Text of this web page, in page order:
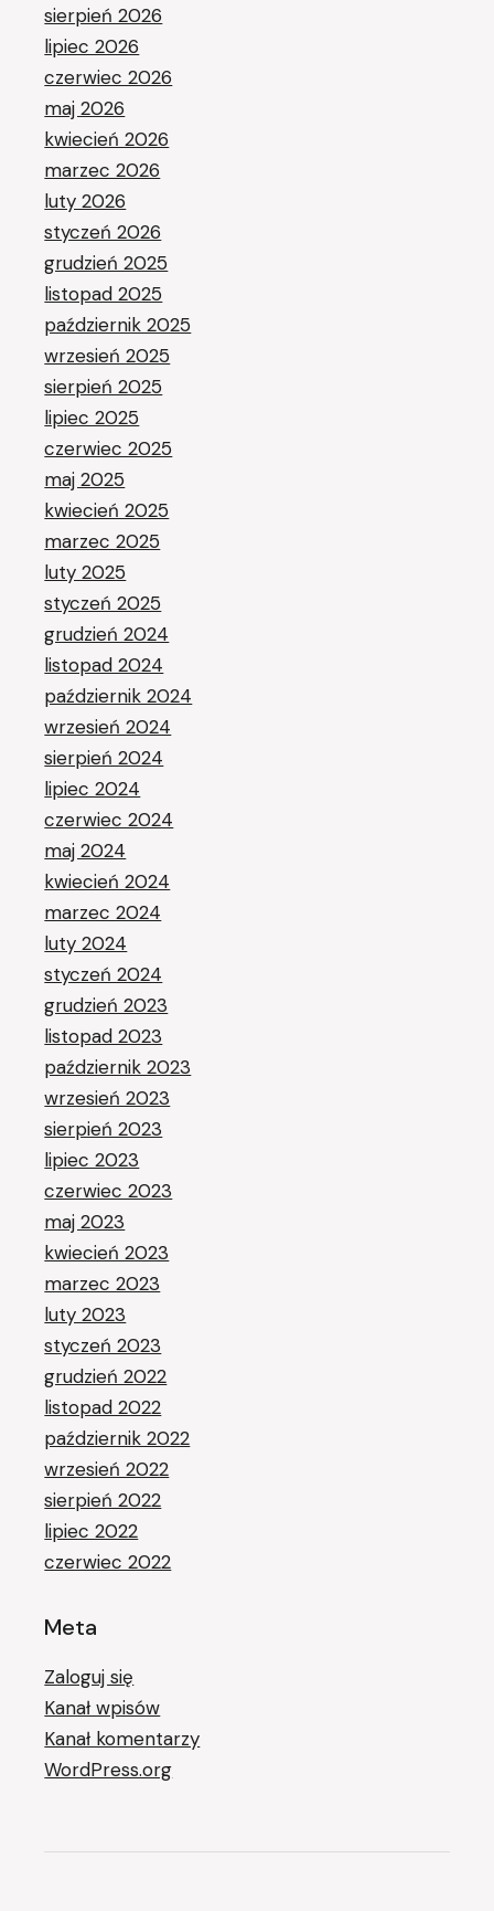
sierpień 2026
lipiec 2026
czerwiec 2026
maj 2026
kwiecień 2026
marzec 2026
luty 2026
styczeń 2026
grudzień 2025
listopad 2025
październik 2025
wrzesień 2025
sierpień 2025
lipiec 2025
czerwiec 2025
maj 2025
kwiecień 2025
marzec 2025
luty 2025
styczeń 2025
grudzień 2024
listopad 2024
październik 2024
wrzesień 2024
sierpień 2024
lipiec 2024
czerwiec 2024
maj 2024
kwiecień 2024
marzec 2024
luty 2024
styczeń 2024
grudzień 2023
listopad 2023
październik 2023
wrzesień 2023
sierpień 2023
lipiec 2023
czerwiec 2023
maj 2023
kwiecień 2023
marzec 2023
luty 2023
styczeń 2023
grudzień 2022
listopad 2022
październik 2022
wrzesień 2022
sierpień 2022
lipiec 2022
czerwiec 2022
Meta
Zaloguj się
Kanał wpisów
Kanał komentarzy
WordPress.org